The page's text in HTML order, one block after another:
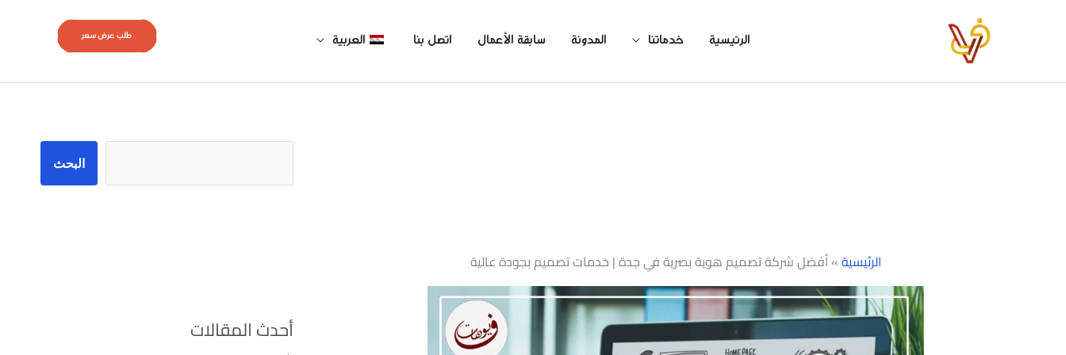
الرئيسية خدماتنا المدونة سابقة الأعمال اتصل بنا العربية طلب عرض سعر
الرئيسية»أفضل شركة تصميم هوية بصرية في جدة | خدمات تصميم بجودة عالية
البحث
أحدث المقالات